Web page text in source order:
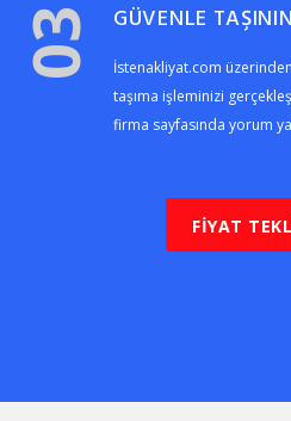
03 GÜVENLE TAŞININ
İstenakliyat.com
taşıma işleminizi
firma sayfasında yorum
FİYAT